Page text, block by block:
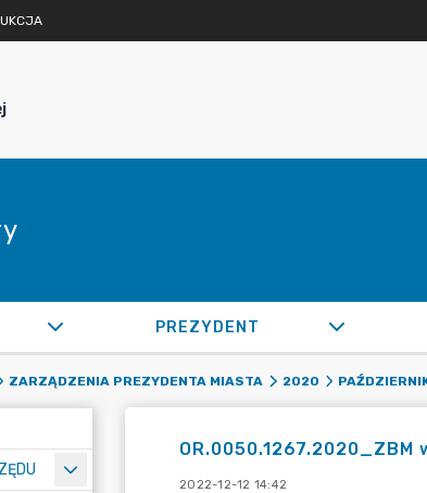
PREZYDENT
ZARZĄDZENIA PREZYDENTA MIASTA 2020
2022-12-12 14:42